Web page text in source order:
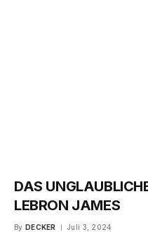
DAS
LEBRON JAMES
By DECKER Juli 3, 2024